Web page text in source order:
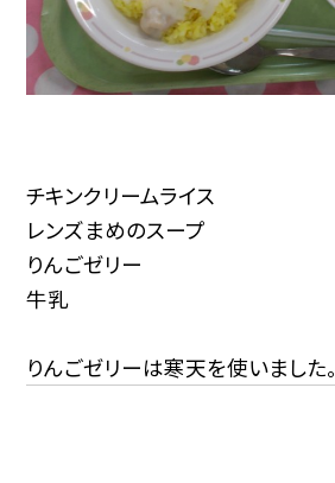
チキンクリームライス
レンズまめのスープ
りんごゼリー
牛乳
りんごゼリーは寒天を使いました。